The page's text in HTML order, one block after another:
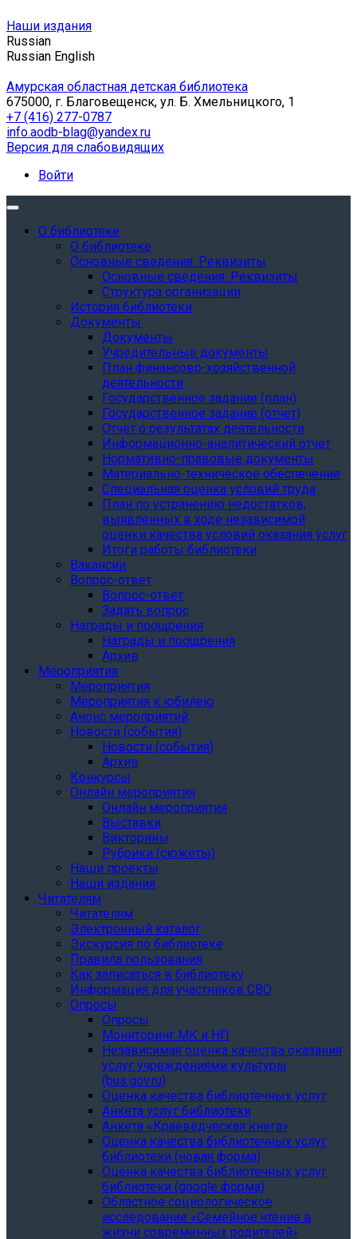
Наши издания
Russian
Russian English
Амурская областная детская библиотека
675000, г. Благовещенск, ул. Б. Хмельницкого, 1
+7 (416) 277-0787
info.aodb-blag@yandex.ru
Версия для слабовидящих
Войти
О библиотеке
О библиотеке
Основные сведения. Реквизиты
Основные сведения. Реквизиты
Структура организации
История библиотеки
Документы
Документы
Учредительные документы
План финансово-хозяйственной
деятельности
Государственное задание (план)
Государственное задание (отчет)
Отчет о результатах деятельности
Информационно-аналитический отчет
Нормативно-правовые документы
Материально-техническое обеспечение
Специальная оценка условий труда
План по устранению недостатков,
выявленных в ходе независимой
оценки качества условий оказания услуг
Итоги работы библиотеки
Вакансии
Вопрос-ответ
Вопрос-ответ
Задать вопрос
Награды и поощрения
Награды и поощрения
Архив
Мероприятия
Мероприятия
Мероприятия к юбилею
Анонс мероприятий
Новости (события)
Новости (события)
Архив
Конкурсы
Онлайн мероприятия
Онлайн мероприятия
Выставки
Викторины
Рубрики (сюжеты)
Наши проекты
Наши издания
Читателям
Читателям
Электронный каталог
Экскурсия по библиотеке
Правила пользования
Как записаться в библиотеку
Информация для участников СВО
Опросы
Опросы
Мониторинг МК и НП
Независимая оценка качества оказания
услуг учреждениями культуры
(bus.gov.ru)
Оценка качества библиотечных услуг
Анкета услуг библиотеки
Анкета «Краеведческая книга»
Oценка качества библиотечных услуг
библиотеки (новая форма)
Oценка качества библиотечных услуг
библиотеки (google форма)
Областное социологическое
исследование «Семейное чтение в
жизни современных родителей»